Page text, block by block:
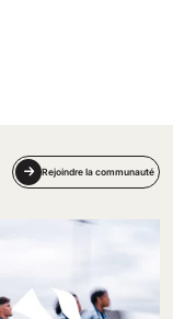
Rejoindre la communauté